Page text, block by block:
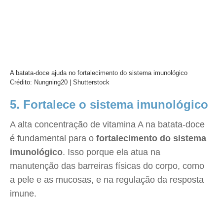
A batata-doce ajuda no fortalecimento do sistema imunológico
Crédito: Nungning20 | Shutterstock
5. Fortalece o sistema imunológico
A alta concentração de vitamina A na batata-doce
é fundamental para o fortalecimento do sistema
imunológico. Isso porque ela atua na
manutenção das barreiras físicas do corpo, como
a pele e as mucosas, e na regulação da resposta
imune.